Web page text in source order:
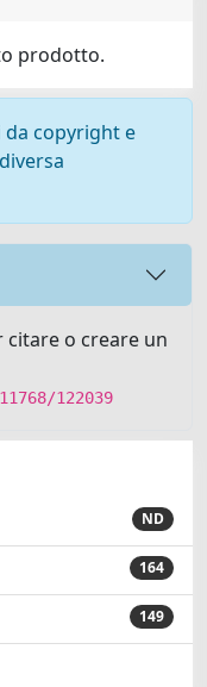
prodotto.
copyright e
o creare un
122039
ND
164
149